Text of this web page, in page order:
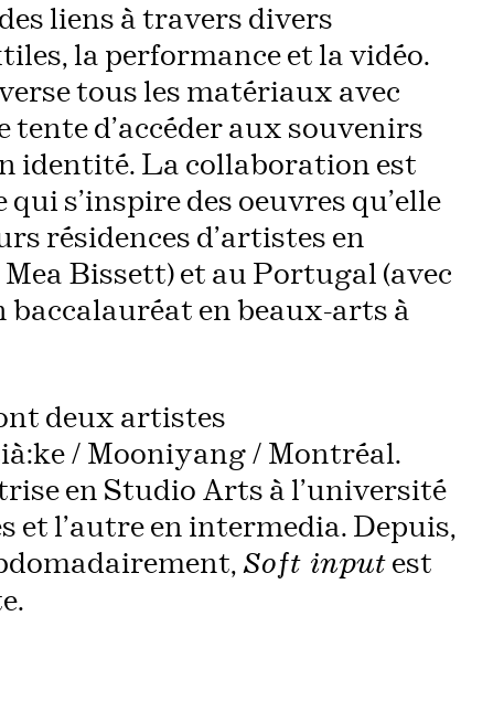
liens à travers divers
la performance et la vidéo.
tous les matériaux avec
tente d’accéder aux souvenirs
identité. La collaboration est
s’inspire des oeuvres qu’elle
résidences d’artistes en
Bissett) et au Portugal (avec
en beaux-arts à
deux artistes
/ Mooniyang / Montréal.
en Studio Arts à l’université
et l’autre en intermedia. Depuis,
Soft inputest